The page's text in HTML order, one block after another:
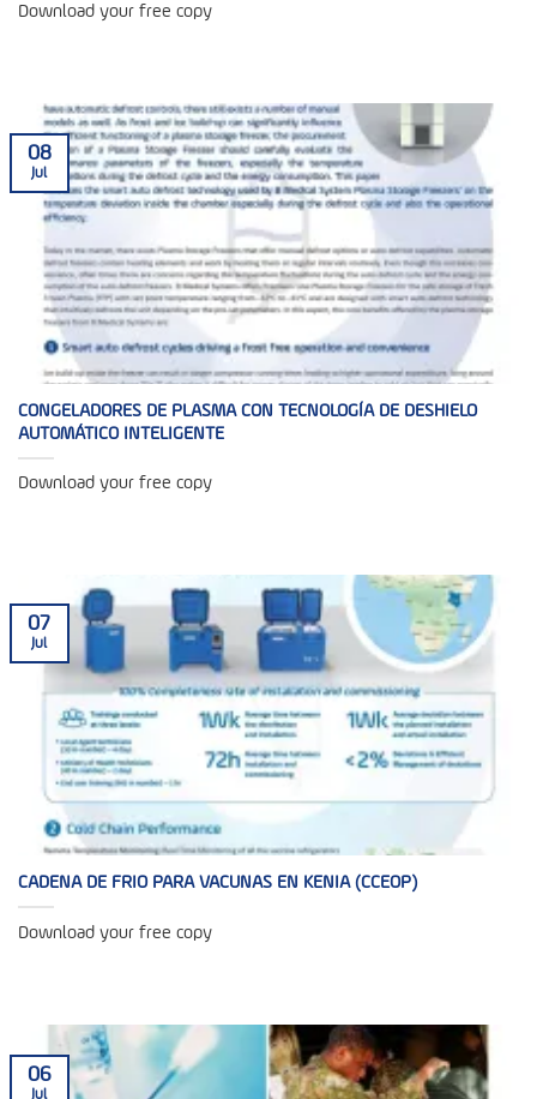
Download your free copy
CONGELADORES DE PLASMA CON TECNOLOGÍA DE DESHIELO
AUTOMÁTICO INTELIGENTE
Download your free copy
08
Jul
CADENA DE FRIO PARA VACUNAS EN KENIA (CCEOP)
Download your free copy
07
Jul
06
Jul